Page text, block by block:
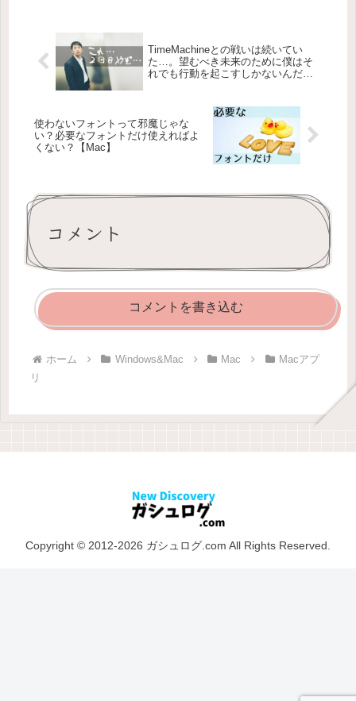
TimeMachineとの戦いは続いてい
た…。望むべき未来のために僕はそ
れでも行動を起こすしかないんだ！
使わないフォントって邪魔じゃな
い？必要なフォントだけ使えればよ
くない？【Mac】
コメント
コメントを書き込む
ホーム Windows&Mac Mac
Macアプ
リ
Copyright © 2012-2026 ガシュログ.com All Rights Reserved.